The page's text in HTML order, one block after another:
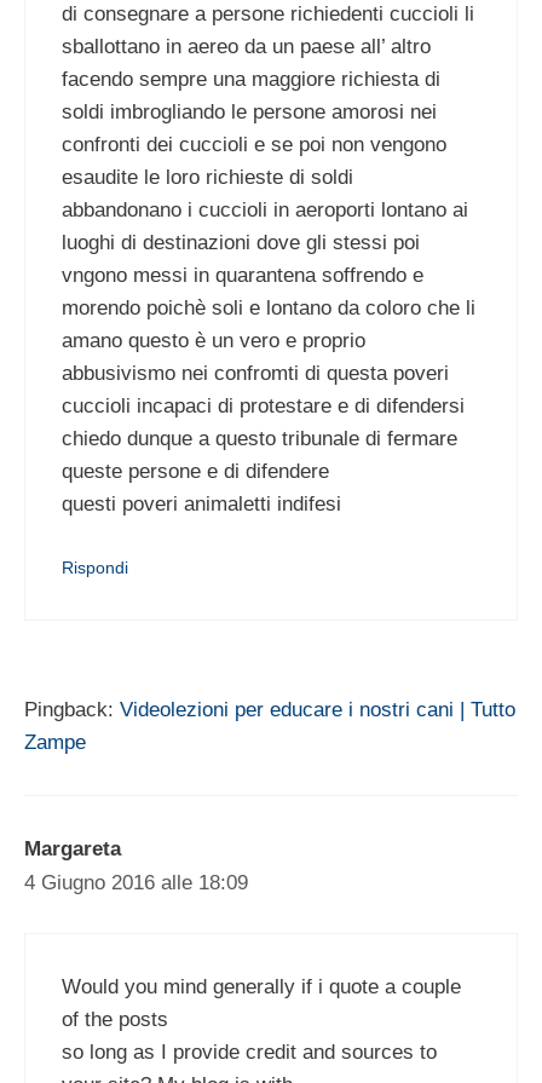
di consegnare a persone richiedenti cuccioli li
sballottano in aereo da un paese all’ altro
facendo sempre una maggiore richiesta di
soldi imbrogliando le persone amorosi nei
confronti dei cuccioli e se poi non vengono
esaudite le loro richieste di soldi
abbandonano i cuccioli in aeroporti lontano ai
luoghi di destinazioni dove gli stessi poi
vngono messi in quarantena soffrendo e
morendo poichè soli e lontano da coloro che li
amano questo è un vero e proprio
abbusivismo nei confromti di questa poveri
cuccioli incapaci di protestare e di difendersi
chiedo dunque a questo tribunale di fermare
queste persone e di difendere
questi poveri animaletti indifesi
Rispondi
Pingback: Videolezioni per educare i nostri cani | Tutto
Zampe
Margareta
4 Giugno 2016 alle 18:09
Would you mind generally if i quote a couple
of the posts
so long as I provide credit and sources to